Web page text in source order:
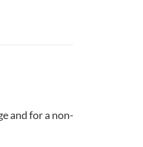
and for a non-